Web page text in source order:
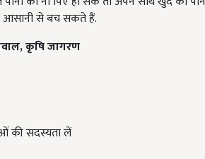
की सदस्यता लें
से बच सकते हैं.
कृषि जागरण